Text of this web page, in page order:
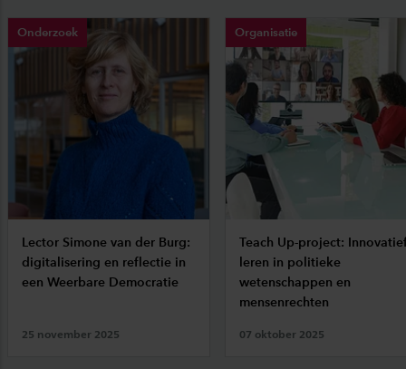
Onderzoek
Lector Simone van der Burg:
digitalisering en reflectie in
een Weerbare Democratie
25 november 2025
Organisatie
Teach Up-project:
leren in politieke
wetenschappen en
mensenrechten
07 oktober 2025